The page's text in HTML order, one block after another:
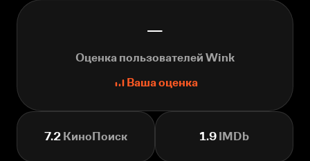
—
Оценка пользователей Wink
Ваша оценка
7.2 КиноПоиск 1.9 IMDb